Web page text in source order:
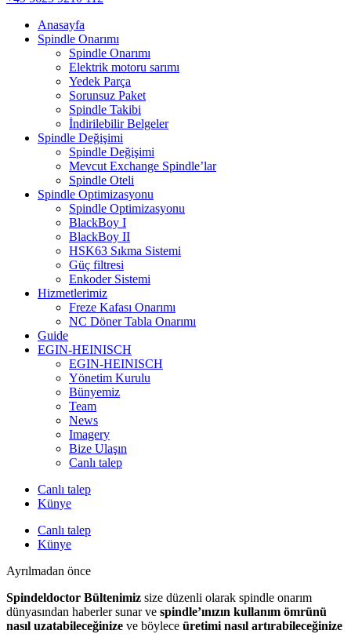
Anasayfa
Spindle Onarımı
Spindle Onarımı
Elektrik motoru sarımı
Yedek Parça
Sorunsuz Paket
Spindle Takibi
İndirilebilir Belgeler
Spindle Değişimi
Spindle Değişimi
Mevcut Exchange Spindle’lar
Spindle Oteli
Spindle Optimizasyonu
Spindle Optimizasyonu
BlackBoy I
BlackBoy II
HSK63 Sıkma Sistemi
Güç filtresi
Enkoder Sistemi
Hizmetlerimiz
Freze Kafası Onarımı
NC Döner Tabla Onarımı
Guide
EGIN-HEINISCH
EGIN-HEINISCH
Yönetim Kurulu
Bünyemiz
Team
News
Imagery
Bize Ulaşın
Canlı talep
Canlı talep
Künye
Canlı talep
Künye
Ayrılmadan önce
Spindeldoctor Bültenimiz size düzenli olarak spindle onarım
dünyasından haberler sunar ve spindle’ınızın kullanım ömrünü
nasıl uzatabileceğinize ve böylece üretimi nasıl artırabileceğinize